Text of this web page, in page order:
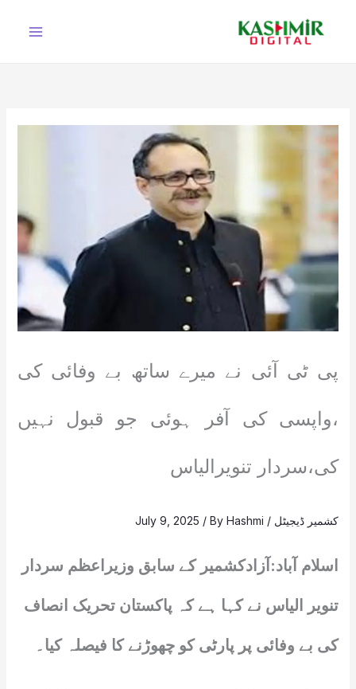
پی ٹی آئی نے میرے ساتھ بے وفائی کی
،واپسی کی آفر ہوئی جو قبول نہیں
کی،سردار تنویرالیاس
کشمیر ڈیجیٹل /
July 9, 2025 / ByHashmi
اسلام آباد:آزادکشمیر کے سابق وزیراعظم سردار
تنویر الیاس نے کہا ہے کہ پاکستان تحریک انصاف
کی بے وفائی پر پارٹی کو چھوڑنے کا فیصلہ کیا۔